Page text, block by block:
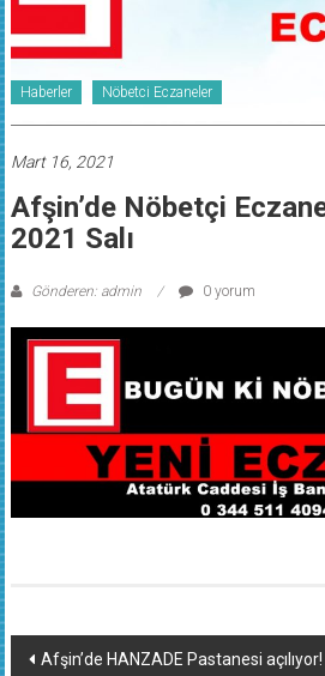
Haberler Nöbetci Eczaneler
Mart 16, 2021
Afşin’de Nöbetçi
2021 Salı
Gönderen: admin 0 yorum
Yazı
Afşin’de HANZADE Pastanesi açılıyor!